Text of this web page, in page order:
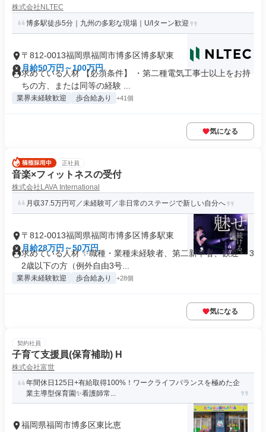
株式会社NLTEC
博多駅徒歩5分｜九州の多彩な現場｜U/Iターン歓迎
〒812-0013福岡県福岡市博多区博多駅東
月給50万円～100万円
求めている人材 【必須条件】 ・第二種電気工事士以上をお持
ちの方、または同等の経験 ...
業界未経験歓迎 歩合給あり +41個
気になる
正社員
音楽×フィットネスの受付
株式会社LAVA International
月収37.5万円可／未経験可／非日常のステージで新しい自分へ
〒812-0013福岡県福岡市博多区博多駅東
月給28万円～50万円
求めている人材 ✨職種・業種未経験者、第二新卒者、歓迎 ・3
2歳以下の方（例外自由3号...
業界未経験歓迎 歩合給あり +28個
気になる
契約社員
子育て支援員(保育補助) H
株式会社富世
年間休日125日+有給取得100%！ワークライフバランスを極めた企
業主導型保育園✨看護師常...
福岡県福岡市博多区東比恵